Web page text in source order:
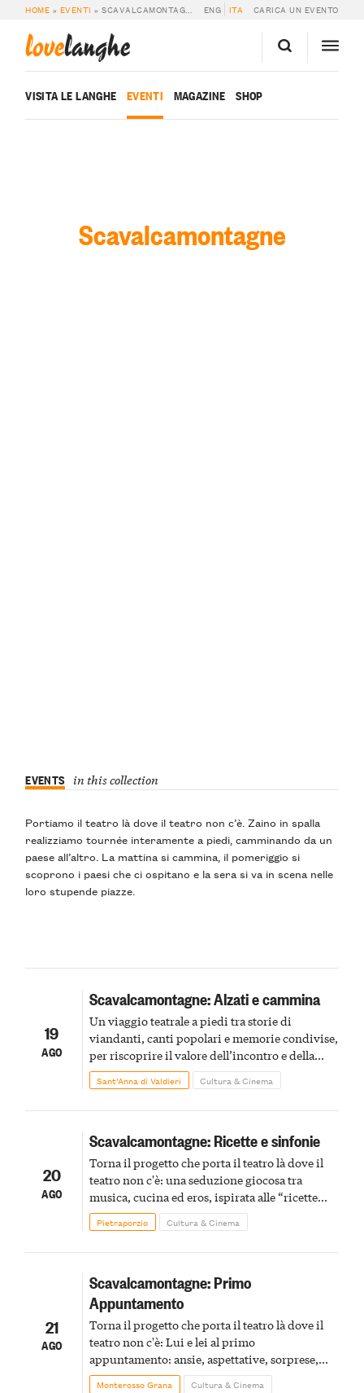
HOME » EVENTI »SCAVALCAMONTAGNE ENG ITA CARICA UN EVENTO
lovelanghe
VISITA LE LANGHE EVENTI MAGAZINE SHOP
Scavalcamontagne
EVENTS in this collection
Portiamo il teatro là dove il teatro non c’è. Zaino in spalla
realizziamo tournée interamente a piedi, camminando da un
paese all’altro. La mattina si cammina, il pomeriggio si
scoprono i paesi che ci ospitano e la sera si va in scena nelle
loro stupende piazze.
19
AGO
Scavalcamontagne: Alzati e cammina
Un viaggio teatrale a piedi tra storie di
viandanti, canti popolari e memorie condivise,
per riscoprire il valore dell’incontro e della
narrazione orale
Sant’Anna di Valdieri Cultura & Cinema
20
AGO
Scavalcamontagne: Ricette e sinfonie
Torna il progetto che porta il teatro là dove il
teatro non c'è: una seduzione giocosa tra
musica, cucina ed eros, ispirata alle “ricette
immorali” di Montalbán
Pietraporzio Cultura & Cinema
21
AGO
Scavalcamontagne: Primo
Appuntamento
Torna il progetto che porta il teatro là dove il
teatro non c'è: Lui e lei al primo
appuntamento: ansie, aspettative, sorprese,
entusiasmi e docce fredde
Monterosso Grana Cultura & Cinema